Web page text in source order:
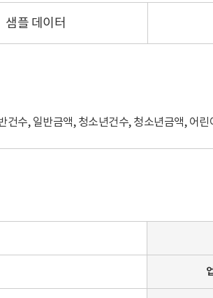
샘플 데이터
수, 일반금액, 청소년건수, 청소년금액, 어